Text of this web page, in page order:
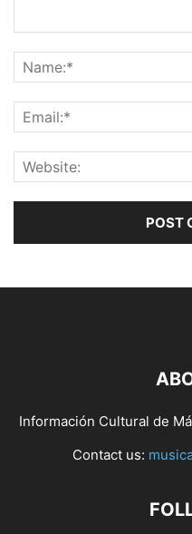
Información Cultural de
Contact us: